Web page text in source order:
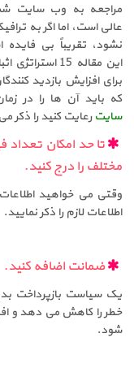
مراجعه به وب سایت
عالی است، اما اگر به
نشود، تقریباً بی
این مقاله 15
برای افزایش بازدید
که باید آن ها را در
سایترعایت کنید را ذکر
تا حد امکان تعداد
مختلف را درج کنید.
وقتی می خواهید
اطلاعات لازم را ذکر نمایید.
ضمانت اضافه کنید.
یک سیاست بازپرداخت
خطر را کاهش می دهد و
شود.